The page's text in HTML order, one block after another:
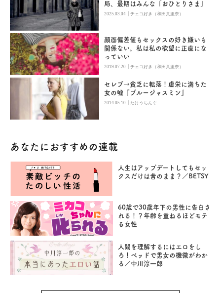
局、最期はみんな「おひとりさま」
2025.03.04 |チェコ好き（和田真里奈）
顔面偏差値もセックスの好き嫌いも
関係ない。私は私の欲望に正直にな
っていい
2019.07.20 |チェコ好き（和田真里奈）
セレブ→貧乏に転落！虚栄に満ちた
女の嘘『ブルージャスミン』
2014.05.10 | たけうちんぐ
あなたにおすすめの連載
人生はアップデートしてもセッ
クスだけは昔のまま？／BETSY
60歳で30歳年下の男性に告白さ
れる！？年齢を重ねるほどモテ
る女性
人間を理解するにはエロをし
ろ！ベッドで男女の機微がわか
る／中川淳一郎